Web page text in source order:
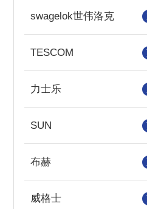
swagelok世伟洛克
TESCOM
力士乐
SUN
布赫
威格士